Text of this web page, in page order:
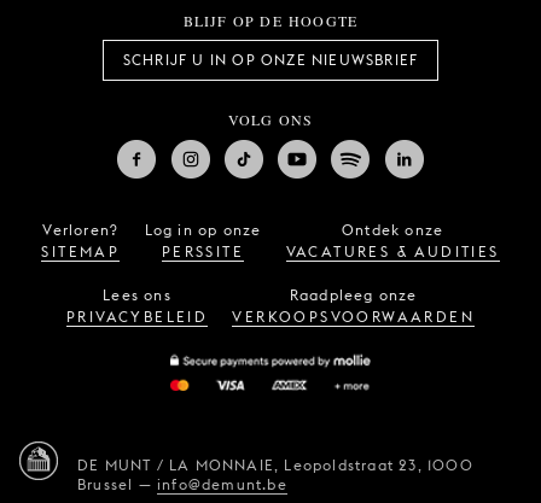
BLIJF OP DE HOOGTE
SCHRIJF U IN OP ONZE NIEUWSBRIEF
VOLG ONS
Verloren?
SITEMAP
Log in op onze
PERSSITE
Ontdek onze
VACATURES & AUDITIES
Lees ons
PRIVACYBELEID
Raadpleeg onze
VERKOOPSVOORWAARDEN
DE MUNT / LA MONNAIE, Leopoldstraat 23, 1000
Brussel —info@demunt.be